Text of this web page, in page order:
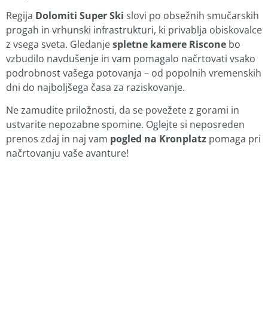
Regija Dolomiti Super Ski slovi po obsežnih smučarskih
progah in vrhunski infrastrukturi, ki privablja obiskovalce
z vsega sveta. Gledanjespletne kamere Riscone bo
vzbudilo navdušenje in vam pomagalo načrtovati vsako
podrobnost vašega potovanja – od popolnih vremenskih
dni do najboljšega časa za raziskovanje.
Ne zamudite priložnosti, da se povežete z gorami in
ustvarite nepozabne spomine. Oglejte si neposreden
prenos zdaj in naj vam pogled na Kronplatz pomaga pri
načrtovanju vaše avanture!